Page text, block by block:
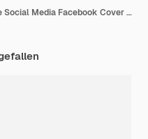
Digitales Marketing Corporate Social Media Facebook Cover Web-Banner-Vorlage